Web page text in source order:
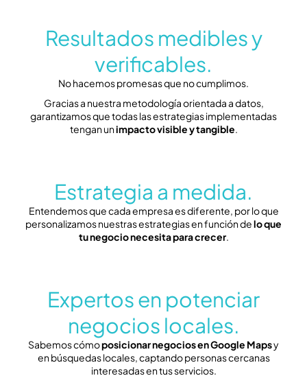
Resultados medibles y
verificables.
No hacemos promesas que no cumplimos.
Gracias a nuestra metodología orientada a datos,
garantizamos que todas las estrategias implementadas
tengan unimpacto visible y tangible.
Estrategia a medida.
Entendemos que cada empresa es diferente, por lo que
personalizamos nuestras estrategias en función delo que
tu negocio necesita para crecer.
Expertos en potenciar
negocios locales.
Sabemos cómoposicionar negocios en Google Mapsy
en búsquedas locales, captando personas cercanas
interesadas en tus servicios.